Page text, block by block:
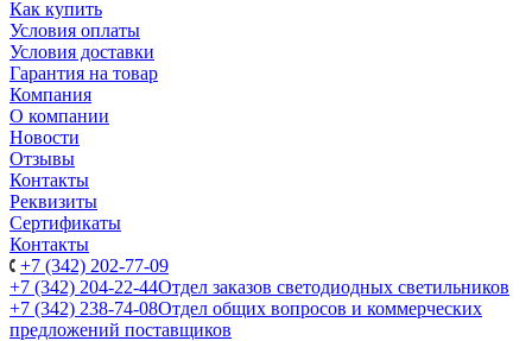
Как купить
Условия оплаты
Условия доставки
Гарантия на товар
Компания
О компании
Новости
Отзывы
Контакты
Реквизиты
Сертификаты
Контакты
+7 (342) 202-77-09
+7 (342) 204-22-44Отдел заказов светодиодных светильников
+7 (342) 238-74-08Отдел общих вопросов и коммерческих
предложений поставщиков